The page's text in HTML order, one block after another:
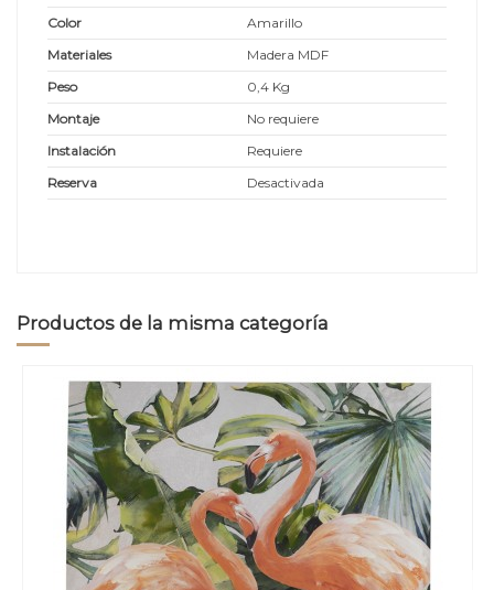
Color
Amarillo
Materiales
Madera MDF
Peso
0,4 Kg
Montaje
No requiere
Instalación
Requiere
Reserva
Desactivada
Productos de la misma categoría